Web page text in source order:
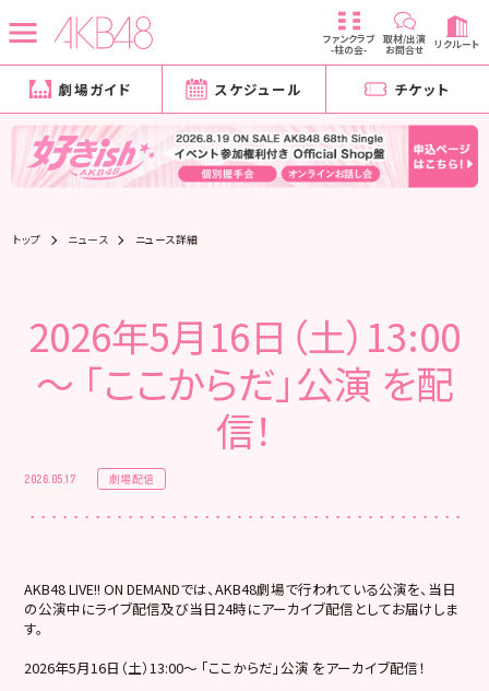
ファンクラブ
-柱の会-
取材/出演
お問合せ リクルート
劇場ガイド スケジュール チケット
トップ ニュース ニュース詳細
2026年5月16日（土）13:00
～ 「ここからだ」公演 を配
信！
2026.05.17 劇場配信
AKB48 LIVE!! ON DEMANDでは、AKB48劇場で行われている公演を、当日
の公演中にライブ配信及び当日24時にアーカイブ配信としてお届けしま
す。
2026年5月16日（土）13:00～ 「ここからだ」公演 をアーカイブ配信！